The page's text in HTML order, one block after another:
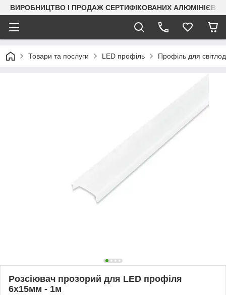
ВИРОБНИЦТВО І ПРОДАЖ СЕРТИФІКОВАНИХ
Товари та послуги LED профіль Профіль для
Розсiювач прозорий для LED профiля
6х15мм - 1м